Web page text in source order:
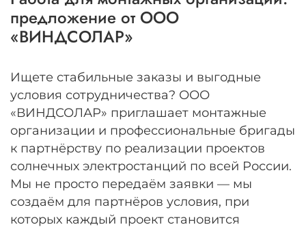
предложение от ООО
«ВИНДСОЛАР»
Ищете стабильные заказы и выгодные
условия сотрудничества? ООО
«ВИНДСОЛАР» приглашает монтажные
организации и профессиональные бригады
к партнёрству по реализации проектов
солнечных электростанций по всей России.
Мы не просто передаём заявки — мы
создаём для партнёров условия, при
которых каждый проект становится